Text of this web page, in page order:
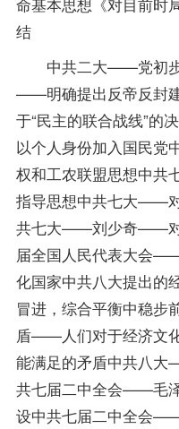
结
中共二大——党初步
——明确提出反帝反封
于“民主的联合战线”
以个人身份加入国民
权和工农联盟思想中
指导思想中共七大——
共七大——刘少奇——对
届全国人民代表大会
化国家中共八大提出
冒进，综合平衡中稳步
盾——人们对于经济文
能满足的矛盾中共八
共七届二中全会——毛
设中共七届二中全会